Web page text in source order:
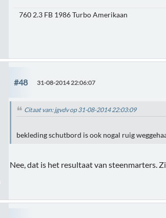
760 2.3 FB 1986 Turbo Amerikaan
#48 31-08-2014 22:06:07
Citaat van: jgvdv op 31-08-2014 22:03:09
bekleding schutbord is ook nogal ruig
Nee, dat is het resultaat van steenmarters.